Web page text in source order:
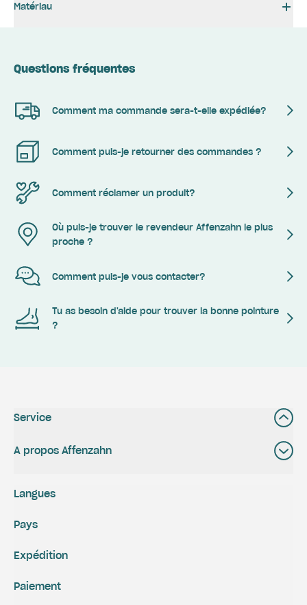
Matériau
Questions fréquentes
Comment ma commande sera-t-elle expédiée?
Comment puis-je retourner des commandes ?
Comment réclamer un produit?
Où puis-je trouver le revendeur Affenzahn le plus
proche ?
Comment puis-je vous contacter?
Tu as besoin d'aide pour trouver la bonne pointure
?
Service
A propos Affenzahn
Expédition
Paiement
Langues
Pays